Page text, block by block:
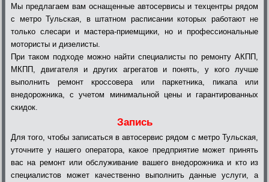
Мы предлагаем вам оснащенные автосервисы и техцентры рядом
с метро Тульская, в штатном расписании которых работают не
только слесари и мастера-приемщики, но и профессиональные
мотористы и дизелисты.
При таком подходе можно найти специалисты по ремонту АКПП,
МКПП, двигателя и других агрегатов и понять, у кого лучше
выполнить ремонт кроссовера или паркетника, пикапа или
внедорожника, с учетом минимальной цены и гарантированных
скидок.
Запись
Для того, чтобы записаться в автосервис рядом с метро Тульская,
уточните у нашего оператора, какое предприятие может принять
вас на ремонт или обслуживание вашего внедорожника и кто из
специалистов может качественно выполнить данные услуги, а